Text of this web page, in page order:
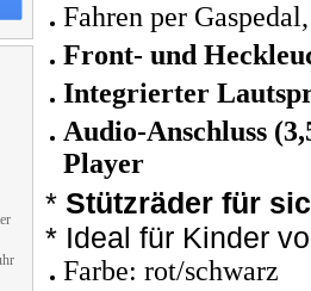
Fahren per
Front- und
Integrierter
Audio-Anschluss
Player
* Stützräder für
* Ideal für Kinder
Farbe: rot/schwarz